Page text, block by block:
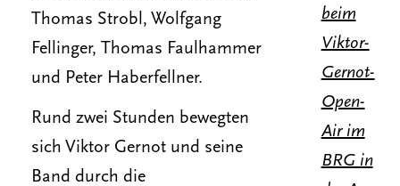
Thomas Strobl, Wolfgang
Fellinger, Thomas Faulhammer
und Peter Haberfellner.
Rund zwei Stunden bewegten
sich Viktor Gernot und seine
Band durch die
beim
Viktor-
Gernot-
Open-
Air im
BRG in